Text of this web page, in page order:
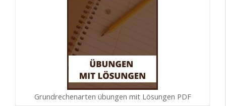
Grundrechenarten übungen mit Lösungen PDF